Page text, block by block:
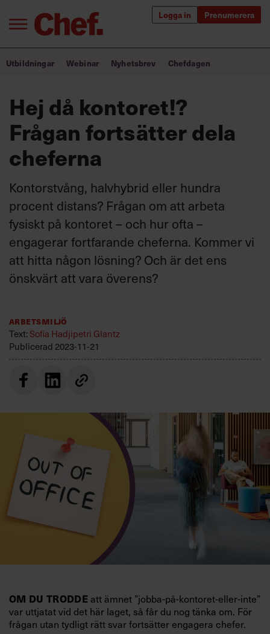
Logga in Prenumerera
Logga in
Prenumerera
Annonsera
Om oss
Kontakta oss
Kundservice
Villkor och policy för
Sök
efter:
Bra ledare förändrar världen
Innehåll från Chef
Utbildning för ledare
Chefakademin+
Populära utbildningar
Utbildningar Webinar Nyhetsbrev Chefdagen
Hej då kontoret!?
Frågan fortsätter dela
cheferna
Kontorstvång, halvhybrid eller hundra
procent distans? Frågan om att arbeta
fysiskt på kontoret – och hur ofta –
engagerar fortfarande cheferna. Kommer vi
att hitta någon lösning? Och är det ens
önskvärt att vara överens?
Arbetsmiljö
Text:Sofia Hadjipetri Glantz
Publicerad 2023-11-21
OM DU TRODDEatt ämnet ”jobba-på-kontoret-eller-inte”
var uttjatat vid det här laget, så får du nog tänka om. För
frågan utan tydligt rätt svar fortsätter engagera chefer.